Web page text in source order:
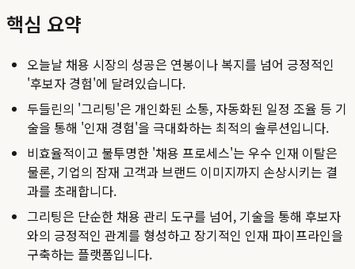
핵심 요약
오늘날 채용 시장의 성공은 연봉이나 복지를 넘어 긍정적인
'후보자 경험'에 달려있습니다.
두들린의 '그리팅'은 개인화된 소통, 자동화된 일정 조율 등 기
술을 통해 '인재 경험'을 극대화하는 최적의 솔루션입니다.
비효율적이고 불투명한 '채용 프로세스'는 우수 인재 이탈은
물론, 기업의 잠재 고객과 브랜드 이미지까지 손상시키는 결
과를 초래합니다.
그리팅은 단순한 채용 관리 도구를 넘어, 기술을 통해 후보자
와의 긍정적인 관계를 형성하고 장기적인 인재 파이프라인을
구축하는 플랫폼입니다.